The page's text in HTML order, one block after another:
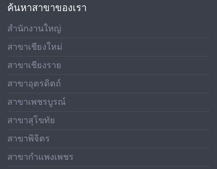
ค้นหาสาขาของเรา
สำนักงานใหญ่
สาขาเชียงใหม่
สาขาเชียงราย
สาขาอุตรดิตถ์
สาขาเพชรบูรณ์
สาขาสุโขทัย
สาขาพิจิตร
สาขากำแพงเพชร